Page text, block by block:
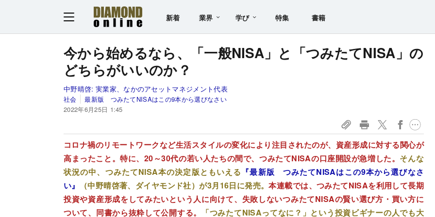
新着 業界 学び 特集 書籍
今から始めるなら、「一般NISA」と「つみたてNISA」の
どちらがいいのか？
中野晴啓: 実業家、なかのアセットマネジメント代表
社会
最新版 つみたてNISAはこの9本から選びなさい
2022年6月25日 1:45
コロナ禍のリモートワークなど生活スタイルの変化により注目されたのが、資産形成に対する関心が
高まったこと。特に、20～30代の若い人たちの間で、つみたてNISAの口座開設が急増した。 そんな
状況の中、つみたてNISA本の決定版ともいえる 『最新版 つみたてNISAはこの9本から選びなさ
い』
（中野晴啓著、ダイヤモンド社）が3月16日に発売。本連載では、つみたてNISAを利用して長期
投資や資産形成をしてみたいという人に向けて、失敗しないつみたてNISAの賢い選び方・買い方に
ついて、同書から抜粋して公開する。
「つみたてNISAってなに？」という投資ビギナーの人でも大